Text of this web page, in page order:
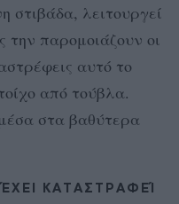
στιβάδα, λειτουργεί
την παρομοιάζουν οι
αυτό το
από τούβλα.
στα βαθύτερα
ΚΑΤΑΣΤΡΑΦΕΊ